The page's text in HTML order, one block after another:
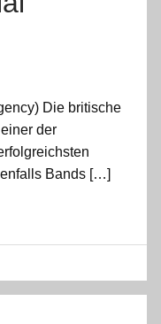
Die britische
der
Bands […]